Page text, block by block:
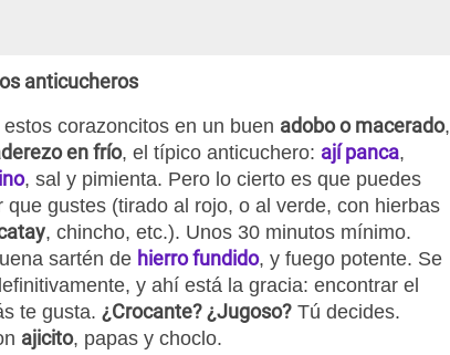
anticucheros
corazoncitos en un buen adobo o macerado,
en frío, el típico anticuchero: ají panca,
, sal y pimienta. Pero lo cierto es que puedes
que gustes (tirado al rojo, o al verde, con hierbas
, chincho, etc.). Unos 30 minutos mínimo.
sartén de hierro fundido, y fuego potente. Se
y ahí está la gracia: encontrar el
te gusta. ¿Crocante? ¿Jugoso? Tú decides.
ajicito, papas y choclo.